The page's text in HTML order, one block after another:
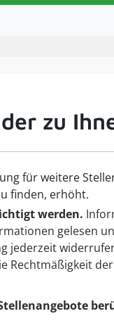
zu
für weitere
finden, erhöht.
werden.
gelesen
jederzeit
Rechtmäßigkeit